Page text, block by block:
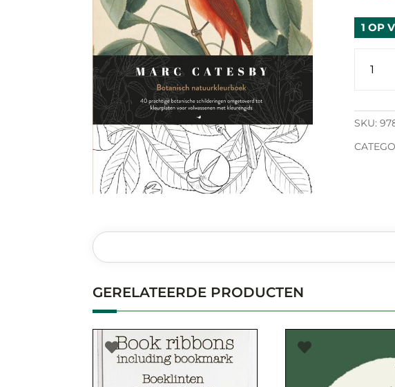
1 OP
catesby
aantal
SKU:
GERELATEERDE PRODUCTEN